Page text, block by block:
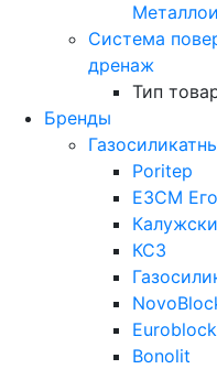
Система
дренаж
Тип
Бренды
Poritep
ЕЗСМ
КСЗ
Euroblock
Bonolit